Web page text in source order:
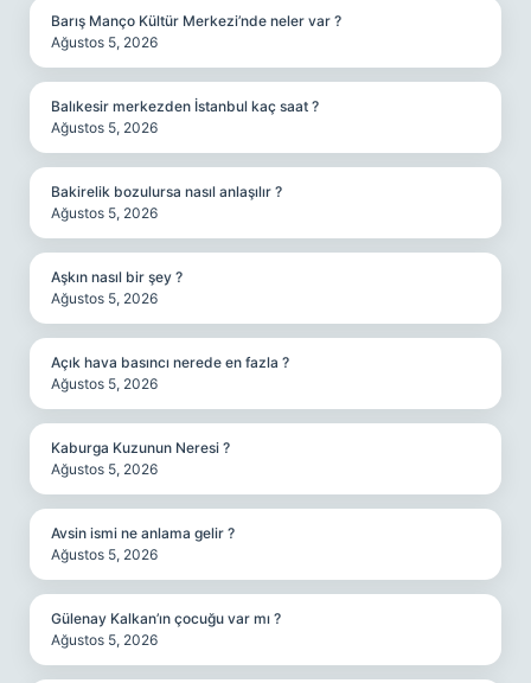
Barış Manço Kültür Merkezi’nde neler var ?
Ağustos 5, 2026
Balıkesir merkezden İstanbul kaç saat ?
Ağustos 5, 2026
Bakirelik bozulursa nasıl anlaşılır ?
Ağustos 5, 2026
Aşkın nasıl bir şey ?
Ağustos 5, 2026
Açık hava basıncı nerede en fazla ?
Ağustos 5, 2026
Kaburga Kuzunun Neresi ?
Ağustos 5, 2026
Avsin ismi ne anlama gelir ?
Ağustos 5, 2026
Gülenay Kalkan’ın çocuğu var mı ?
Ağustos 5, 2026